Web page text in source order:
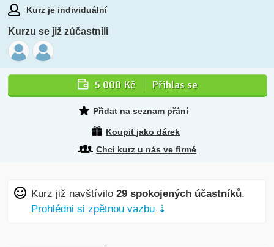
Kurz je individuální
Kurzu se již zúčastnili
5 000 Kč Přihlas se
Přidat na seznam přání
Koupit jako dárek
Chci kurz u nás ve firmě
Kurz již navštívilo29 spokojených účastníků.
Prohlédni si zpětnou vazbu ⇣